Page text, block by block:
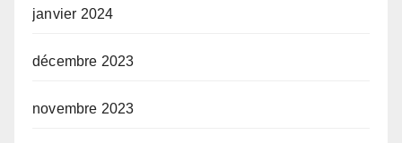
janvier 2024
décembre 2023
novembre 2023